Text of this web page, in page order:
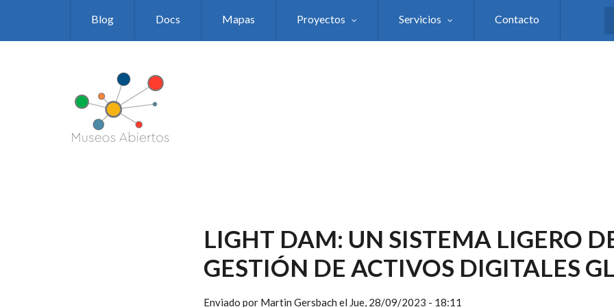
Blog Docs Mapas Proyectos Servicios Contacto
LIGHT DAM: UN SISTEMA LIGERO
GESTIÓN DE ACTIVOS DIGITALES
Enviado por Martin Gersbach el Jue, 28/09/2023 - 18:11